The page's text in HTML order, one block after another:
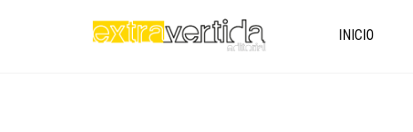
INICIO